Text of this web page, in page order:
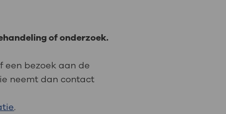
of onderzoek.
een bezoek aan de
neemt dan contact
.